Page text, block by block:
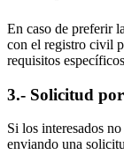
En caso de preferir
con el registro civil
requisitos
3.- Solicitud
Si los interesados
enviando una